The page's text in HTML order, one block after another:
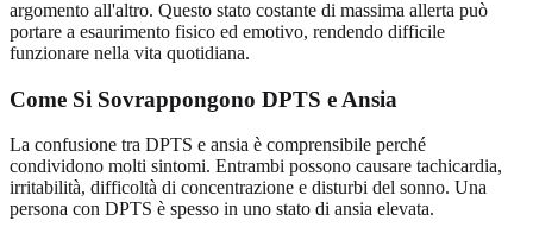
argomento all'altro. Questo stato costante di massima allerta può
portare a esaurimento fisico ed emotivo, rendendo difficile
funzionare nella vita quotidiana.
Come Si Sovrappongono DPTS e Ansia
La confusione tra DPTS e ansia è comprensibile perché
condividono molti sintomi. Entrambi possono causare tachicardia,
irritabilità, difficoltà di concentrazione e disturbi del sonno. Una
persona con DPTS è spesso in uno stato di ansia elevata.